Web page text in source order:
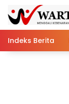
content
Indeks Berita